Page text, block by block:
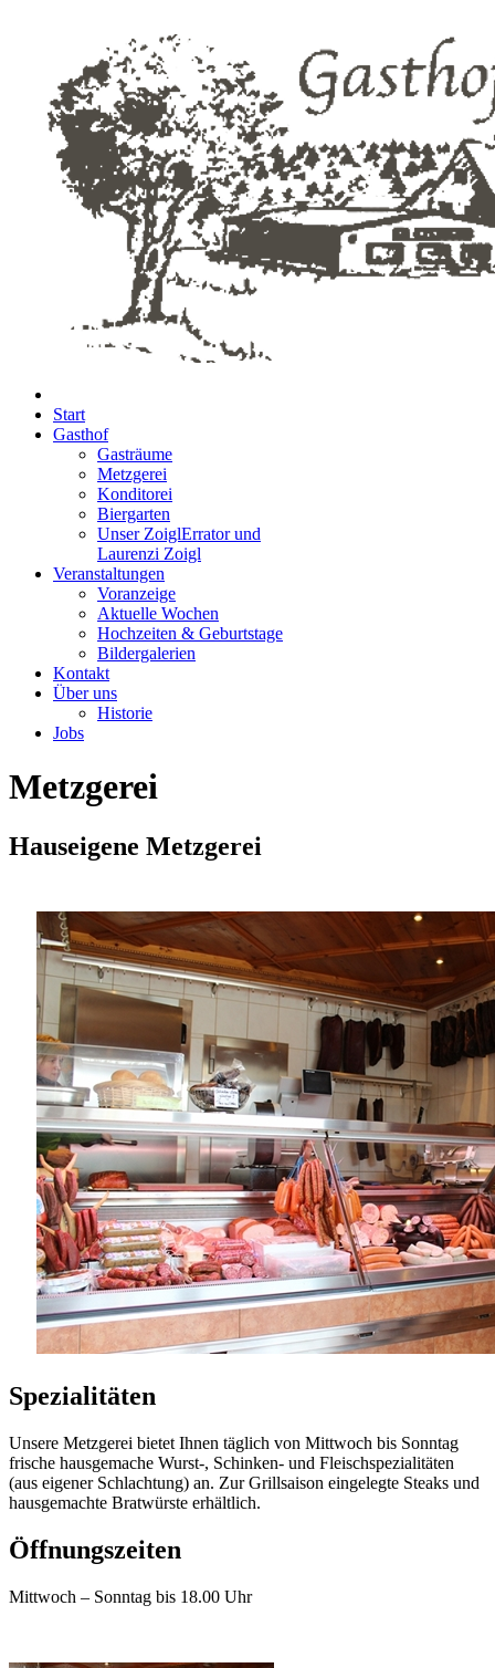
Start
Gasthof
Gasträume
Metzgerei
Konditorei
Biergarten
Unser ZoiglErrator und
Laurenzi Zoigl
Veranstaltungen
Voranzeige
Aktuelle Wochen
Hochzeiten & Geburtstage
Bildergalerien
Kontakt
Über uns
Historie
Jobs
Metzgerei
Hauseigene Metzgerei
Spezialitäten
Unsere Metzgerei bietet Ihnen täglich von Mittwoch bis Sonntag
frische hausgemache Wurst-, Schinken- und Fleischspezialitäten
(aus eigener Schlachtung) an. Zur Grillsaison eingelegte Steaks und
hausgemachte Bratwürste erhältlich.
Öffnungszeiten
Mittwoch – Sonntag bis 18.00 Uhr